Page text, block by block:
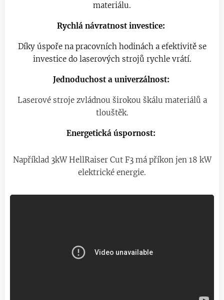
materiálu.
Rychlá návratnost investice:
Díky úspoře na pracovních hodinách a efektivitě se
investice do laserových strojů rychle vrátí.
Jednoduchost a univerzálnost:
Laserové stroje zvládnou širokou škálu materiálů a
tlouštěk.
Energetická úspornost:
Například 3kW HellRaiser Cut F3 má příkon jen 18 kW
elektrické energie.